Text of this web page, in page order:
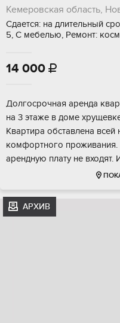
Кемеровская область,
Сдается: на длительный
5, С мебелью, Ремонт:
14 000 
Долгосрочная аренда
на 3 этаже в доме
Квартира обставлена
комфортного
арендную плату не входят.
АРХИВ